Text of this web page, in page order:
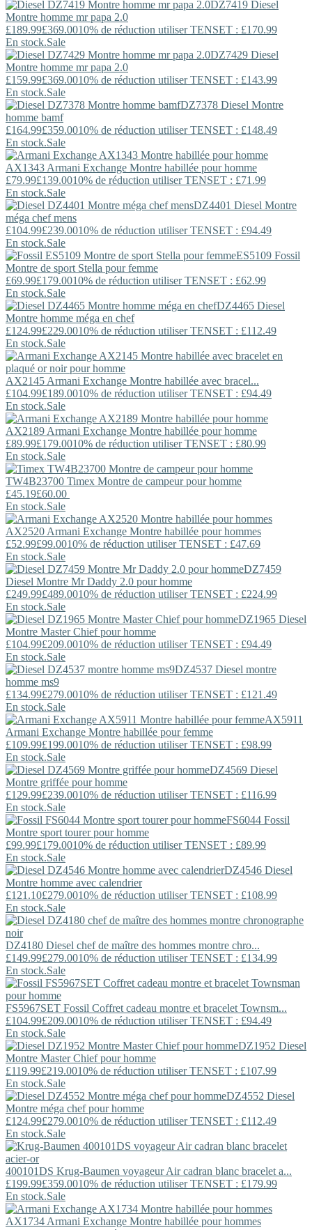
DZ7419 Diesel
Montre homme mr papa 2.0
£189.99£369.0010% de réduction utiliser TENSET : £170.99
En stock.Sale
DZ7429 Diesel
Montre homme mr papa 2.0
£159.99£369.0010% de réduction utiliser TENSET : £143.99
En stock.Sale
DZ7378 Diesel Montre
homme bamf
£164.99£359.0010% de réduction utiliser TENSET : £148.49
En stock.Sale
AX1343 Armani Exchange Montre habillée pour homme
£79.99£139.0010% de réduction utiliser TENSET : £71.99
En stock.Sale
DZ4401 Diesel Montre
méga chef mens
£104.99£239.0010% de réduction utiliser TENSET : £94.49
En stock.Sale
ES5109 Fossil
Montre de sport Stella pour femme
£69.99£179.0010% de réduction utiliser TENSET : £62.99
En stock.Sale
DZ4465 Diesel
Montre homme méga en chef
£124.99£229.0010% de réduction utiliser TENSET : £112.49
En stock.Sale
AX2145 Armani Exchange Montre habillée avec bracel...
£104.99£189.0010% de réduction utiliser TENSET : £94.49
En stock.Sale
AX2189 Armani Exchange Montre habillée pour homme
£89.99£179.0010% de réduction utiliser TENSET : £80.99
En stock.Sale
TW4B23700 Timex Montre de campeur pour homme
£45.19£60.00
En stock.Sale
AX2520 Armani Exchange Montre habillée pour hommes
£52.99£99.0010% de réduction utiliser TENSET : £47.69
En stock.Sale
DZ7459
Diesel Montre Mr Daddy 2.0 pour homme
£249.99£489.0010% de réduction utiliser TENSET : £224.99
En stock.Sale
DZ1965 Diesel
Montre Master Chief pour homme
£104.99£209.0010% de réduction utiliser TENSET : £94.49
En stock.Sale
DZ4537 Diesel montre
homme ms9
£134.99£279.0010% de réduction utiliser TENSET : £121.49
En stock.Sale
AX5911
Armani Exchange Montre habillée pour femme
£109.99£199.0010% de réduction utiliser TENSET : £98.99
En stock.Sale
DZ4569 Diesel
Montre griffée pour homme
£129.99£239.0010% de réduction utiliser TENSET : £116.99
En stock.Sale
FS6044 Fossil
Montre sport tourer pour homme
£99.99£179.0010% de réduction utiliser TENSET : £89.99
En stock.Sale
DZ4546 Diesel
Montre homme avec calendrier
£121.10£279.0010% de réduction utiliser TENSET : £108.99
En stock.Sale
DZ4180 Diesel chef de maître des hommes montre chro...
£149.99£279.0010% de réduction utiliser TENSET : £134.99
En stock.Sale
FS5967SET Fossil Coffret cadeau montre et bracelet Townsm...
£104.99£209.0010% de réduction utiliser TENSET : £94.49
En stock.Sale
DZ1952 Diesel
Montre Master Chief pour homme
£119.99£219.0010% de réduction utiliser TENSET : £107.99
En stock.Sale
DZ4552 Diesel
Montre méga chef pour homme
£124.99£279.0010% de réduction utiliser TENSET : £112.49
En stock.Sale
400101DS Krug-Baumen voyageur Air cadran blanc bracelet a...
£199.99£359.0010% de réduction utiliser TENSET : £179.99
En stock.Sale
AX1734 Armani Exchange Montre habillée pour hommes